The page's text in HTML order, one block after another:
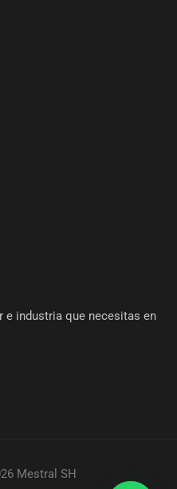
industria que necesitas en
Mestral SH